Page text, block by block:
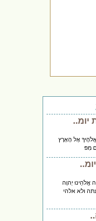
יומ..
אֱלֹהֶיךָ אֶל הָאָרֶץ
מִפּ
אֱלֹהֵינוּ יְהוָה
ולא אלהי